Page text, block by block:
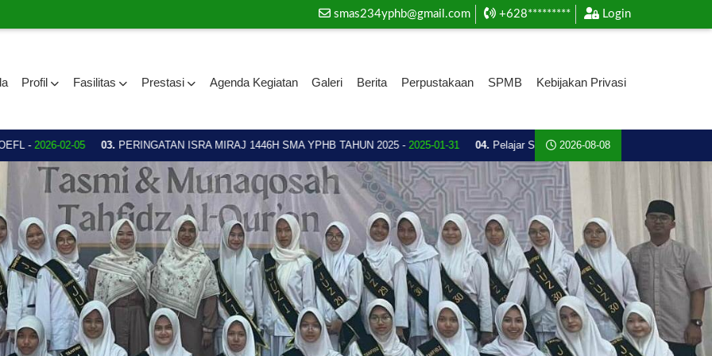
smas234yphb@gmail.com +628********* Login
Profil Fasilitas Prestasi Agenda Kegiatan Galeri Berita Perpustakaan SPMB Kebijakan Privasi
-2026-02-05 03. PERINGATAN ISRA MIRAJ 1446H SMA YPHB TAHUN 2025 -2025-01-31 04. Pelajar SMA Plus YPHB Ini Boyong Piala Emas,
2026-08-08